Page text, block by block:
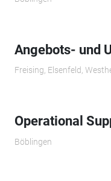
Angebots- und
Freising, Elsenfeld,
Operational
Böblingen